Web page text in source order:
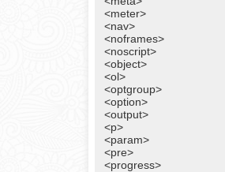
<meter>
<nav>
<noframes>
<noscript>
<object>
<ol>
<optgroup>
<option>
<output>
<p>
<param>
<pre>
<progress>